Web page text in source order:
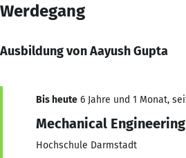
Werdegang
Ausbildung von Aayush Gupta
Bis heute 6 Jahre und 1 Monat,
Mechanical Engineering
Hochschule Darmstadt